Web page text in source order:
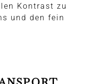
Kontrast zu
und den fein